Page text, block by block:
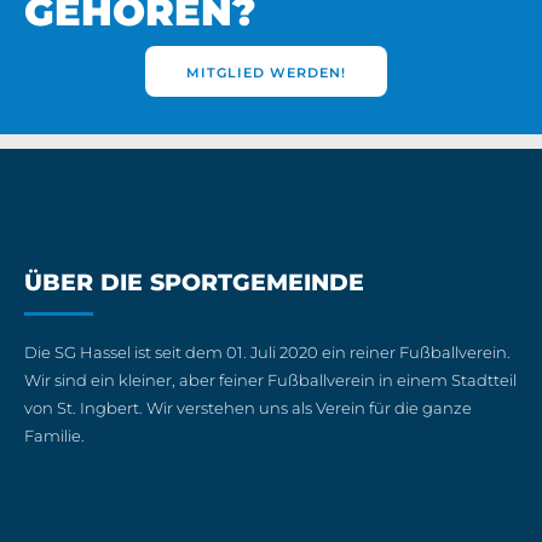
GEHÖREN?
MITGLIED WERDEN!
ÜBER DIE SPORTGEMEINDE
Die SG Hassel ist seit dem 01. Juli 2020 ein reiner Fußballverein.
Wir sind ein kleiner, aber feiner Fußballverein in einem Stadtteil
von St. Ingbert. Wir verstehen uns als Verein für die ganze
Familie.